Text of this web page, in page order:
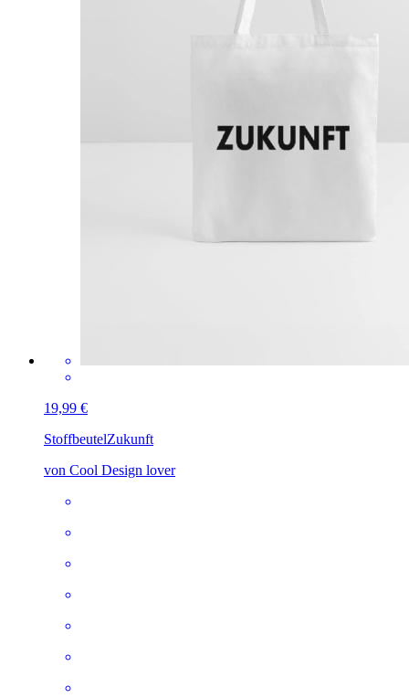
19,99 €
StoffbeutelZukunft
von Cool Design lover